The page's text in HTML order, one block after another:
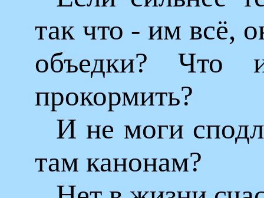
так что - им всё,
объедки? Что
прокормить?
И не моги
там канонам?